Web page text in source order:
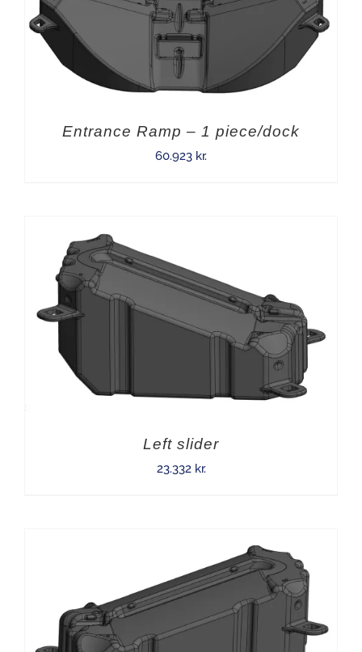
Entrance Ramp – 1 piece/dock
60.923 kr.
Left slider
23.332 kr.